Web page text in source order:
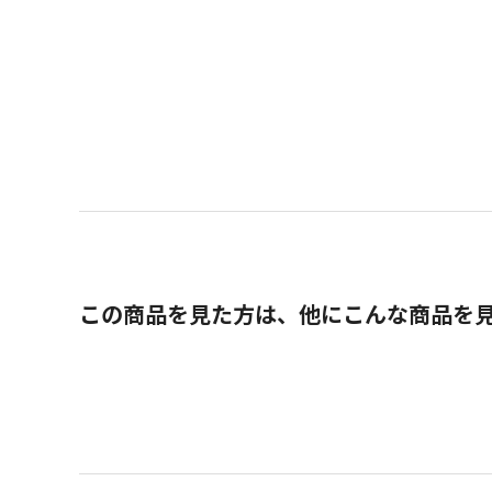
この商品を見た方は、他にこんな商品を